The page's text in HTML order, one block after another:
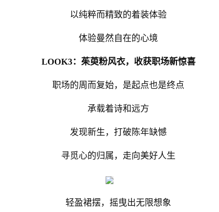
以纯粹而精致的着装体验
体验曼然自在的心境
LOOK3：茱萸粉风衣，收获职场新惊喜
职场的周而复始，是起点也是终点
承载着诗和远方
发现新生，打破陈年缺憾
寻觅心的归属，走向美好人生
轻盈裙摆，摇曳出无限想象